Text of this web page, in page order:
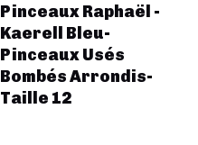
Pinceaux Raphaël -
Kaerell Bleu-
Pinceaux Usés
Bombés Arrondis-
Taille 12